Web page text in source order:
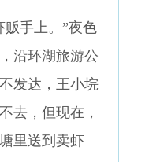
贩手上。”夜色
沿环湖旅游公
发达，王小垸
去，但现在，
里送到卖虾